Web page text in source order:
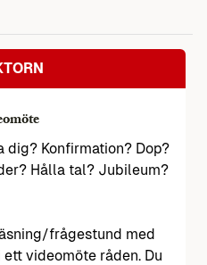
dig? Konfirmation? Dop?
Hålla tal? Jubileum?
frågestund med
videomöte råden. Du